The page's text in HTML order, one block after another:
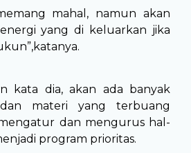
mahal, namun akan
yang di keluarkan jika
kata dia, akan ada banyak
materi yang terbuang
dan mengurus hal-
program prioritas.